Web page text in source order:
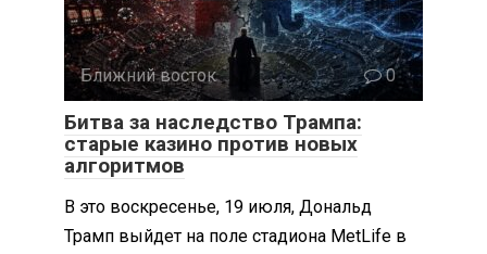
Ближний восток 0
Битва за наследство Трампа:
старые казино против новых
алгоритмов
В это воскресенье, 19 июля, Дональд
Трамп выйдет на поле стадиона MetLife в